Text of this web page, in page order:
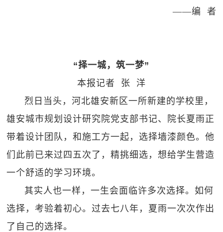
——编 者
“择一城，筑一梦”
本报记者 张 洋
烈日当头，河北雄安新区一所新建的学校里，
雄安城市规划设计研究院党支部书记、院长夏雨正
带着设计团队，和施工方一起，选择墙漆颜色。他
们此前已来过四五次了，精挑细选，想给学生营造
一个舒适的学习环境。
其实人也一样，一生会面临许多次选择。如何
选择，考验着初心。过去七八年，夏雨一次次作出
了自己的选择。